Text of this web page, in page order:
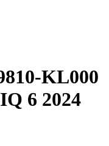
KL000
6 2024